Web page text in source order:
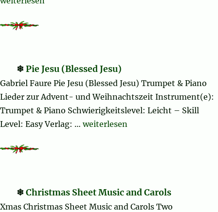
Pie Jesu (Blessed Jesu)
Gabriel Faure Pie Jesu (Blessed Jesu) Trumpet & Piano
Lieder zur Advent- und Weihnachtszeit Instrument(e):
Trumpet & Piano Schwierigkeitslevel: Leicht – Skill
Level: Easy Verlag: …„Pie Jesu (Blessed Jesu)“
weiterlesen
Christmas Sheet Music and Carols
Xmas Christmas Sheet Music and Carols Two